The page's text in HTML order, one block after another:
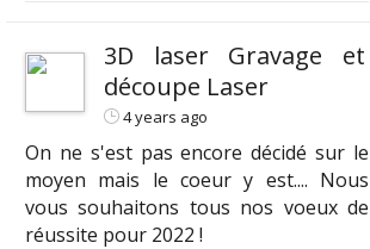
3D laser Gravage et
découpe Laser
4 years ago
On ne s'est pas encore décidé sur le
moyen mais le coeur y est.... Nous
vous souhaitons tous nos voeux de
réussite pour 2022 !